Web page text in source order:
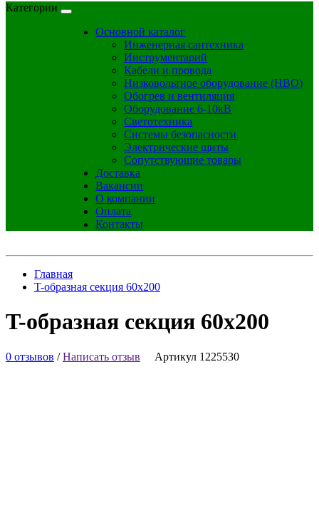
Категории
Основной каталог
Инженерная сантехника
Инструментарий
Кабели и провода
Низковольтное оборудование (НВО)
Обогрев и вентиляция
Оборудование 6-10кВ
Светотехника
Системы безопасности
Электрические щиты
Сопутствующие товары
Доставка
Вакансии
О компании
Оплата
Контакты
Главная
T-образная секция 60x200
T-образная секция 60x200
0 отзывов /Написать отзыв Артикул 1225530